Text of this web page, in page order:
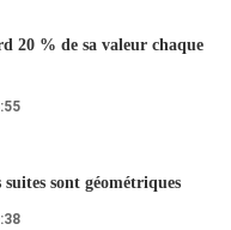
20 % de sa valeur chaque
sont géométriques